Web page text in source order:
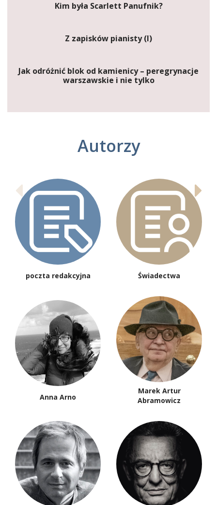
Kim była Scarlett Panufnik?
Z zapisków pianisty (I)
Jak odróżnić blok od kamienicy – peregrynacje
warszawskie i nie tylko
Autorzy
poczta redakcyjna Świadectwa
Anna Arno
Marek Artur
Abramowicz